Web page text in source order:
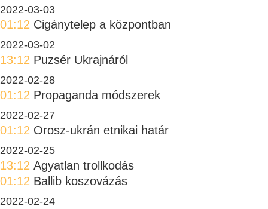
2022-03-03
01:12 Cigánytelep a központban
2022-03-02
13:12 Puzsér Ukrajnáról
2022-02-28
01:12 Propaganda módszerek
2022-02-27
01:12 Orosz-ukrán etnikai határ
2022-02-25
13:12 Agyatlan trollkodás
01:12 Ballib koszovázás
2022-02-24